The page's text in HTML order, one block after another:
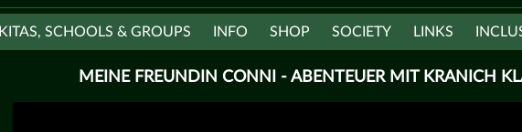
KITAS, SCHOOLS & GROUPS INFO SHOP SOCIETY LINKS
MEINE FREUNDIN CONNI - ABENTEUER MIT KRANICH